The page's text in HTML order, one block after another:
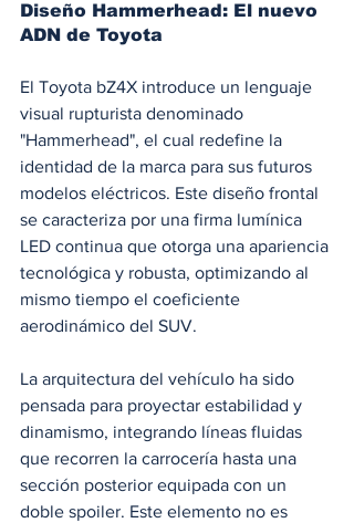
Diseño Hammerhead: El nuevo
ADN de Toyota
El Toyota bZ4X introduce un lenguaje
visual rupturista denominado
"Hammerhead", el cual redefine la
identidad de la marca para sus futuros
modelos eléctricos. Este diseño frontal
se caracteriza por una firma lumínica
LED continua que otorga una apariencia
tecnológica y robusta, optimizando al
mismo tiempo el coeficiente
aerodinámico del SUV.
La arquitectura del vehículo ha sido
pensada para proyectar estabilidad y
dinamismo, integrando líneas fluidas
que recorren la carrocería hasta una
sección posterior equipada con un
doble spoiler. Este elemento no es